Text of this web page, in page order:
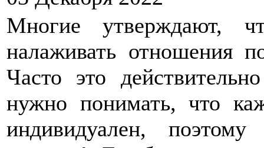
Многие утверждают,
налаживать отношения
Часто это
нужно понимать, что
индивидуален,